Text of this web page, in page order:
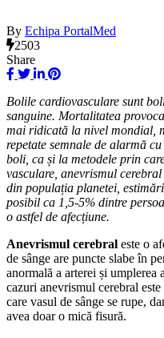
By Echipa PortalMed
2503
Share
Bolile cardiovasculare sunt
sanguine. Mortalitatea
mai ridicată la nivel mondial,
repetate semnale de alarmă
boli, ca și la metodele prin
vasculare, anevrismul
din populația planetei,
posibil ca 1,5-5% dintre
o astfel de afecțiune.
Anevrismul cerebral este o
de sânge are puncte slabe în
anormală a arterei și umplerea
cazuri anevrismul cerebral
care vasul de sânge se rupe,
avea doar o mică fisură.